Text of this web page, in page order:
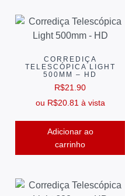
CORREDIÇA
TELESCÓPICA LIGHT
500MM – HD
R$21.90
ou R$20.81 à vista
Adicionar ao
carrinho